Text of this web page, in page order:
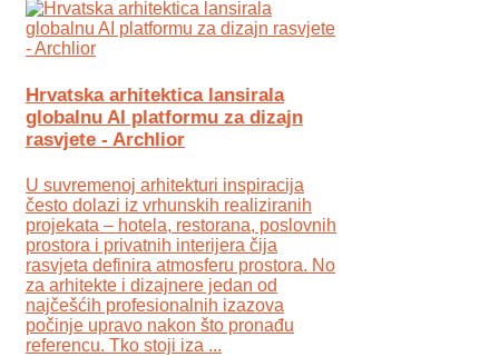
Hrvatska arhitektica lansirala
globalnu AI platformu za dizajn
rasvjete - Archlior
U suvremenoj arhitekturi inspiracija
često dolazi iz vrhunskih realiziranih
projekata – hotela, restorana, poslovnih
prostora i privatnih interijera čija
rasvjeta definira atmosferu prostora. No
za arhitekte i dizajnere jedan od
najčešćih profesionalnih izazova
počinje upravo nakon što pronađu
referencu. Tko stoji iza ...